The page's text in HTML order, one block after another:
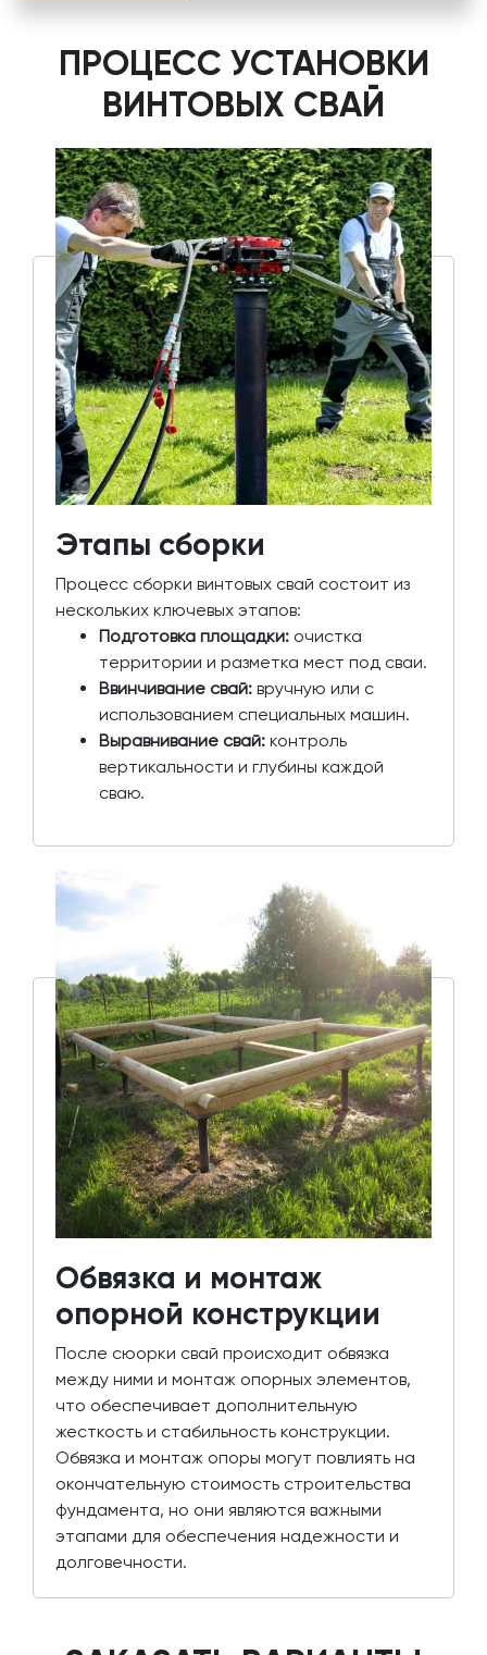
ПРОЦЕСС УСТАНОВКИ
ВИНТОВЫХ СВАЙ
Этапы сборки
Процесс сборки винтовых свай состоит из
нескольких ключевых этапов:
Подготовка площадки: очистка
территории и разметка мест под сваи.
Ввинчивание свай: вручную или с
использованием специальных машин.
Выравнивание свай: контроль
вертикальности и глубины каждой
сваю.
Обвязка и монтаж
опорной конструкции
После сюорки свай происходит обвязка
между ними и монтаж опорных элементов,
что обеспечивает дополнительную
жесткость и стабильность конструкции.
Обвязка и монтаж опоры могут повлиять на
окончательную стоимость строительства
фундамента, но они являются важными
этапами для обеспечения надежности и
долговечности.